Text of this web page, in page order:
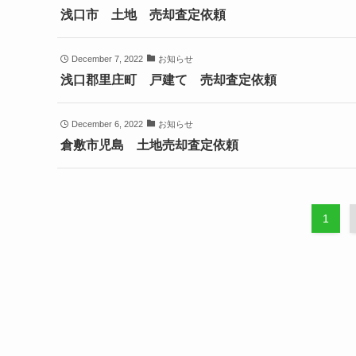
浅口市 土地 売却査定依頼
December 7, 2022 お知らせ
浅口郡里庄町 戸建て 売却査定依頼
December 6, 2022 お知らせ
倉敷市児島 土地売却査定依頼
1